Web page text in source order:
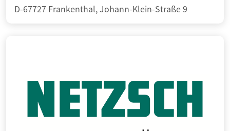
D-67727 Frankenthal, Johann-Klein-Straße 9